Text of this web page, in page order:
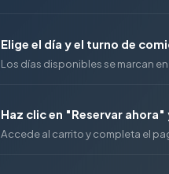
Elige el día y el turno de
Los días disponibles se marcan
Haz clic en "Reservar
Accede al carrito y completa el